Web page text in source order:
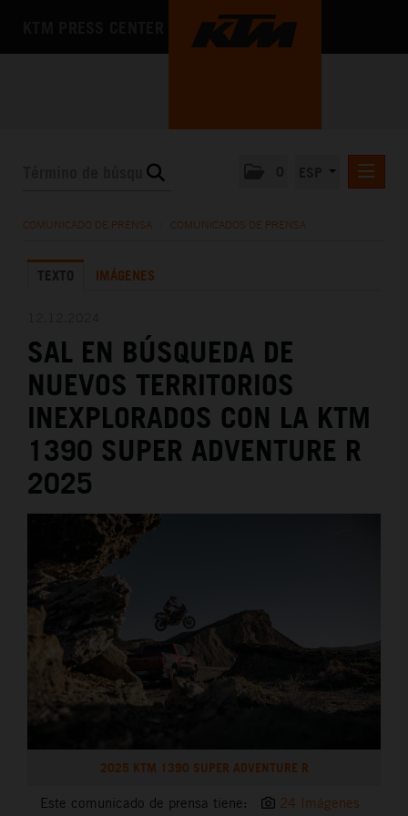
LA EMPRESA
COMUNICADO DE PRENSA COMUNICADOS DE PRENSA
TEXTO IMÁGENES
SAL EN BÚSQUEDA DE
NUEVOS TERRITORIOS
INEXPLORADOS CON LA KTM
1390 SUPER ADVENTURE R
2025
2025 KTM 1390 SUPER ADVENTURE R
Este comunicado de prensa tiene: 24 Imágenes